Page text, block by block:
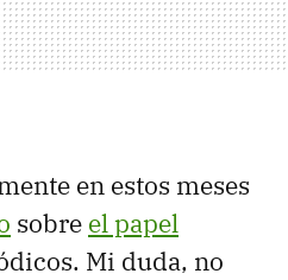
en estos meses
sobre el papel
Mi duda, no